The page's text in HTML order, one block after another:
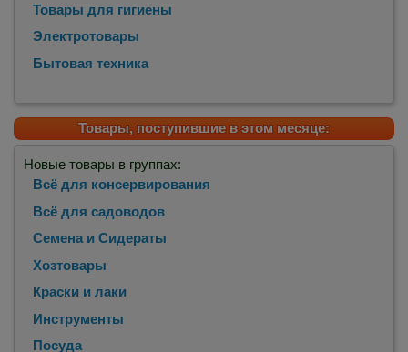
Товары для гигиены
Электротовары
Бытовая техника
Товары, поступившие в этом месяце:
Новые товары в группах:
Всё для консервирования
Всё для садоводов
Семена и Сидераты
Хозтовары
Краски и лаки
Инструменты
Посуда